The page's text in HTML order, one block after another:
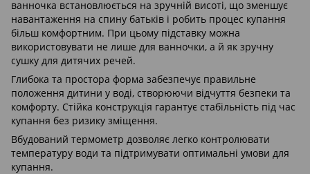
ванночка встановлюється на зручній висоті, що зменшує
навантаження на спину батьків і робить процес купання
більш комфортним. При цьому підставку можна
використовувати не лише для ванночки, а й як зручну
сушку для дитячих речей.
Глибока та простора форма забезпечує правильне
положення дитини у воді, створюючи відчуття безпеки та
комфорту. Стійка конструкція гарантує стабільність під час
купання без ризику зміщення.
Вбудований термометр дозволяє легко контролювати
температуру води та підтримувати оптимальні умови для
купання.